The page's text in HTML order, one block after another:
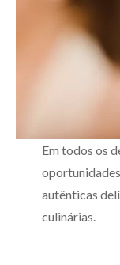
Em todos os
autênticas
culinárias.